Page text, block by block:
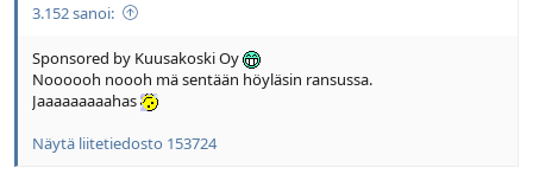
3.152 sanoi:
Sponsored by Kuusakoski Oy
Noooooh noooh mä sentään höyläsin ransussa.
Jaaaaaaaaahas
Näytä liitetiedosto 153724